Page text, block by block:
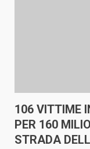
106 VITTIME
PER 160
STRADA